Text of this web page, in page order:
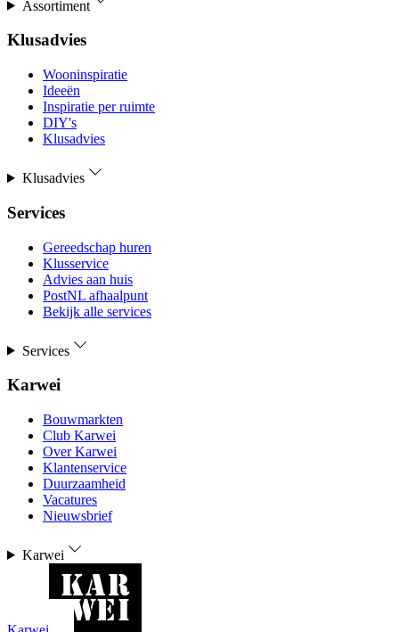
Assortiment
Klusadvies
Wooninspiratie
Ideeën
Inspiratie per ruimte
DIY's
Klusadvies
Klusadvies
Services
Gereedschap huren
Klusservice
Advies aan huis
PostNL afhaalpunt
Bekijk alle services
Services
Karwei
Bouwmarkten
Club Karwei
Over Karwei
Klantenservice
Duurzaamheid
Vacatures
Nieuwsbrief
Karwei